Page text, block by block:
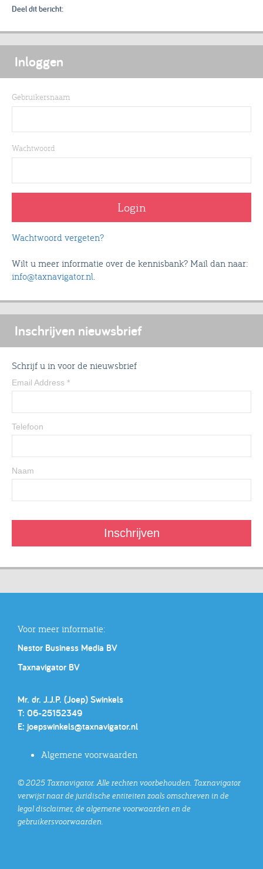
Deel dit bericht:
Inloggen
Gebruikersnaam
Wachtwoord
Wachtwoord vergeten?
Wilt u meer informatie over de kennisbank? Mail dan naar:
info@taxnavigator.nl
Inschrijven nieuwsbrief
Schrijf u in voor de nieuwsbrief
Email Address *
Telefoon
Naam
Voor meer informatie:
Nestor Business Media BV
Taxnavigator BV
Mr. dr. J.J.P. (Joep) Swinkels
T: 06-25152349
E: joepswinkels@taxnavigator.nl
Algemene voorwaarden
© 2025 Taxnavigator. Alle rechten voorbehouden. Taxnavigator
verwijst naar de juridische entiteiten zoals omschreven in de
legal disclaimer, de algemene voorwaarden en de
gebruikersvoorwaarden.